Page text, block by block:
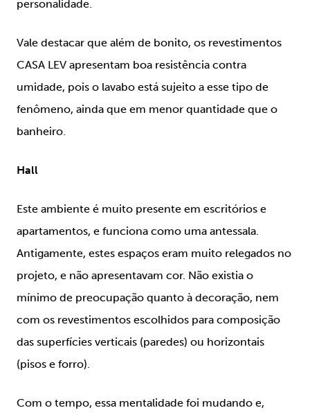
personalidade.
Vale destacar que além de bonito, os revestimentos
CASA LEV apresentam boa resistência contra
umidade, pois o lavabo está sujeito a esse tipo de
fenômeno, ainda que em menor quantidade que o
banheiro.
Hall
Este ambiente é muito presente em escritórios e
apartamentos, e funciona como uma antessala.
Antigamente, estes espaços eram muito relegados no
projeto, e não apresentavam cor. Não existia o
mínimo de preocupação quanto à decoração, nem
com os revestimentos escolhidos para composição
das superfícies verticais (paredes) ou horizontais
(pisos e forro).
Com o tempo, essa mentalidade foi mudando e,